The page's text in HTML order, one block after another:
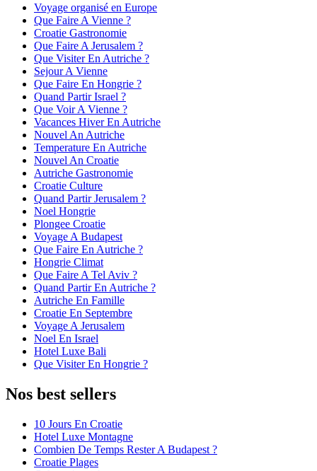
Voyage organisé en Europe
Que Faire A Vienne ?
Croatie Gastronomie
Que Faire A Jerusalem ?
Que Visiter En Autriche ?
Sejour A Vienne
Que Faire En Hongrie ?
Quand Partir Israel ?
Que Voir A Vienne ?
Vacances Hiver En Autriche
Nouvel An Autriche
Temperature En Autriche
Nouvel An Croatie
Autriche Gastronomie
Croatie Culture
Quand Partir Jerusalem ?
Noel Hongrie
Plongee Croatie
Voyage A Budapest
Que Faire En Autriche ?
Hongrie Climat
Que Faire A Tel Aviv ?
Quand Partir En Autriche ?
Autriche En Famille
Croatie En Septembre
Voyage A Jerusalem
Noel En Israel
Hotel Luxe Bali
Que Visiter En Hongrie ?
Nos best sellers
10 Jours En Croatie
Hotel Luxe Montagne
Combien De Temps Rester A Budapest ?
Croatie Plages